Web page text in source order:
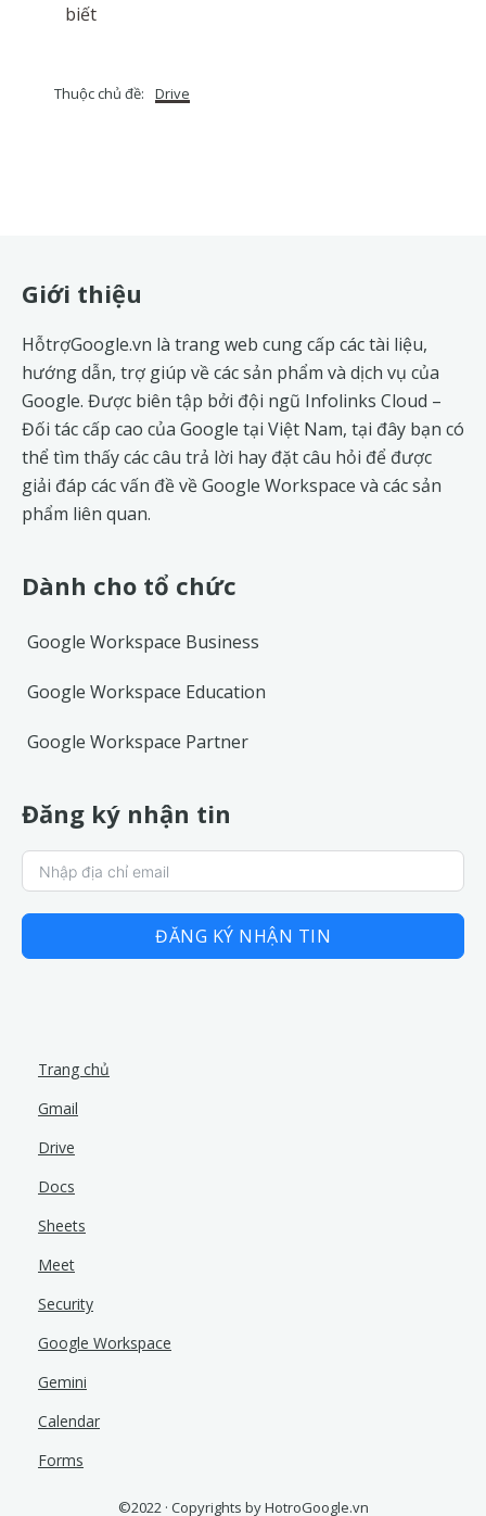
biết
Thuộc chủ đề: Drive
Footer
Giới thiệu
HỗtrợGoogle.vn là trang web cung cấp các tài liệu,
hướng dẫn, trợ giúp về các sản phẩm và dịch vụ của
Google. Được biên tập bởi đội ngũ Infolinks Cloud –
Đối tác cấp cao của Google tại Việt Nam, tại đây bạn có
thể tìm thấy các câu trả lời hay đặt câu hỏi để được
giải đáp các vấn đề vềGoogle Workspace và các sản
phẩm liên quan.
Dành cho tổ chức
Google Workspace Business
Google Workspace Education
Google Workspace Partner
Đăng ký nhận tin
ĐĂNG KÝ NHẬN TIN
Trang chủ
Gmail
Drive
Docs
Sheets
Meet
Security
Google Workspace
Gemini
Calendar
Forms
©2022 · Copyrights by HotroGoogle.vn